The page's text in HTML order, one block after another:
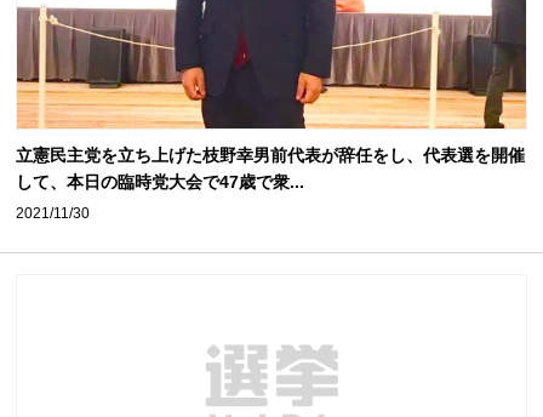
立憲民主党を立ち上げた枝野幸男前代表が辞任をし、代表選を開催
して、本日の臨時党大会で47歳で衆...
2021/11/30